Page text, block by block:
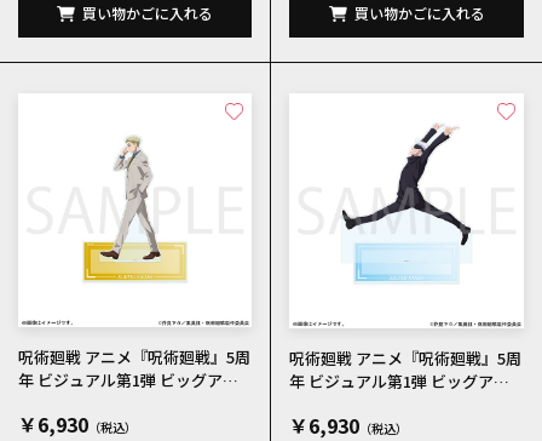
買い物かごに入れる 買い物かごに入れる
呪術廻戦 アニメ『呪術廻戦』5周
年 ビジュアル第1弾 ビッグアク
￥6,930
呪術廻戦 アニメ『呪術廻戦』5周
年 ビジュアル第1弾 ビッグアク
￥6,930